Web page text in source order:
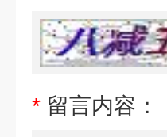
* 留言内容：